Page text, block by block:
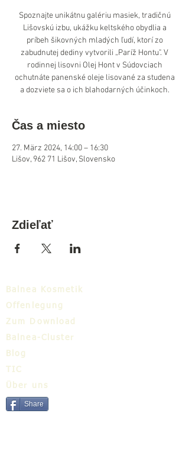
Spoznajte unikátnu galériu masiek, tradičnú
Lišovskú izbu, ukážku keltského obydlia a
príbeh šikovných mladých ľudí, ktorí zo
zabudnutej dediny vytvorili „Paríž Hontu". V
rodinnej lisovni Olej Hont v Súdovciach
ochutnáte panenské oleje lisované za studena
a dozviete sa o ich blahodarných účinkoch.
Čas a miesto
27. März 2024, 14:00 – 16:30
Lišov, 962 71 Lišov, Slovensko
Zdieľať
Balnea Kosmetik
Offenlegung
Zum Download
Balnea-Cluster
Blog
TIC
Über uns
Share